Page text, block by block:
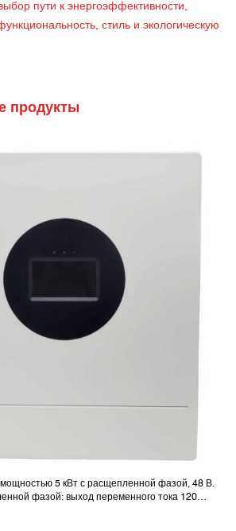
пути к энергоэффективности,
стиль и экологическую
продукты
5 кВт с расщепленной фазой, 48 В.
фазой: выход переменного тока 120